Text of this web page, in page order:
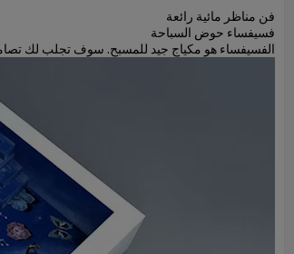
فن مناظر مائية رائعة
فسيفساء حوض السباحة
الفسيفساء هو مكياج جيد للمسبح. سوف تجلب لك